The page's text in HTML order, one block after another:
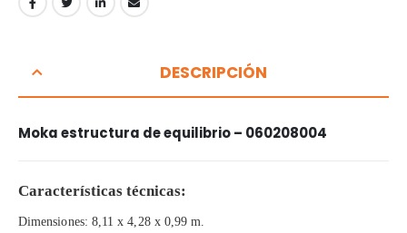
DESCRIPCIÓN
Moka estructura de equilibrio – 060208004
Características técnicas:
Dimensiones: 8,11 x 4,28 x 0,99 m.